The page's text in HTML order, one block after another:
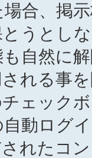
合、掲
うとし
自然に
れる事
ェック
動ログ
れたコ